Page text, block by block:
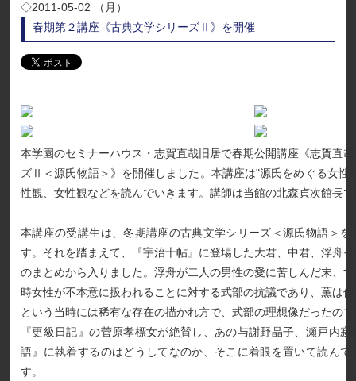
◇2011-05-02 （月）
春期第２講座《古典文学シリーズⅡ》を開催
本学園のセミナーハウス・志賀直哉旧居で春期公開講座《志賀直
ズⅡ＜源氏物語＞》を開催しました。本講座は"源氏をめぐる女
性観、女性観などを読んでいきます。講師は当館の北森貞次館長
本講座の受講生は、冬期講座の古典文学シリーズ＜源氏物語＞
す。それを踏まえて、『宇治十帖』に登場した大君、中君、浮舟
のまとめから入りました。浮舟が二人の男性の愛に苦しんだ末、
時女性が不本意に扱われることに対する式部の抗議であり、薫は
という当時には稀有な存在の描かれ方で、式部の理想像だったの
『更級日記』の菅原孝標女が絶賛し、あの与謝野晶子、瀬戸内
語』に執着するのはどうしてなのか、そこに着眼を置いて読ん
す。